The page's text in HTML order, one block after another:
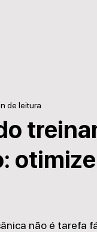
de leitura
não é tarefa